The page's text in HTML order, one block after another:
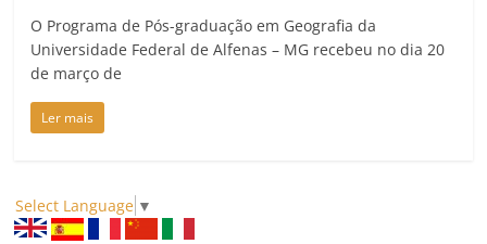
O Programa de Pós-graduação em Geografia da
Universidade Federal de Alfenas – MG recebeu no dia 20
de março de
Ler mais
Select Language ▼